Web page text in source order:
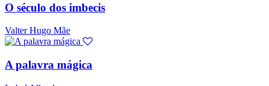
O século dos imbecis
Valter Hugo Mãe
A palavra mágica